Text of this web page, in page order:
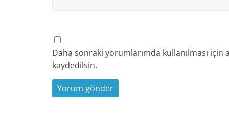
Daha sonraki yorumlarımda kullanılması için
kaydedilsin.